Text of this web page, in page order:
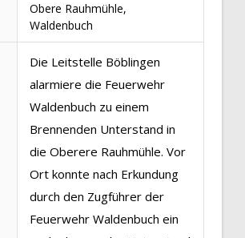
Obere Rauhmühle,
Waldenbuch
Die Leitstelle Böblingen
alarmiere die Feuerwehr
Waldenbuch zu einem
Brennenden Unterstand in
die Oberere Rauhmühle. Vor
Ort konnte nach Erkundung
durch den Zugführer der
Feuerwehr Waldenbuch ein